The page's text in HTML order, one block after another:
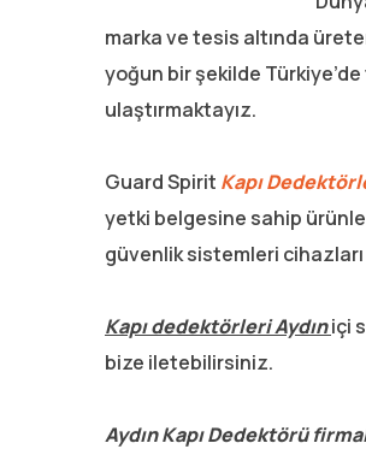
marka ve tesis altında
yoğun bir şekilde
ulaştırmaktayız.
Guard Spirit Kapı
yetki belgesine sahip
güvenlik sistemleri
Kapı dedektörleri Aydıniçi
bize iletebilirsiniz.
Aydın Kapı Dedektörü